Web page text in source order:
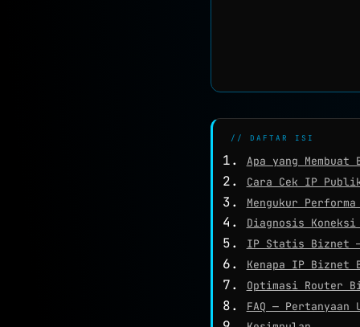
// DAFTAR ISI
Apa yang
Cara Cek IP
Mengukur
Diagnosis
IP Statis Biznet —
Kenapa IP Biznet
Optimasi Router
FAQ — Pertanyaan